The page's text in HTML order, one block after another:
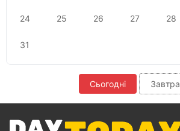
24 25 26 27 28
31
Сьогодні Завтра